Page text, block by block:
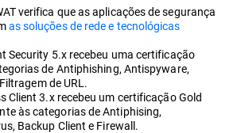
verifica que as aplicações de segurança
as soluções de rede e tecnológicas
Security 5.x recebeu uma certificação
de Antiphishing, Antispyware,
de URL.
Client 3.x recebeu um certificação Gold
às categorias de Antiphising,
Backup Client e Firewall.